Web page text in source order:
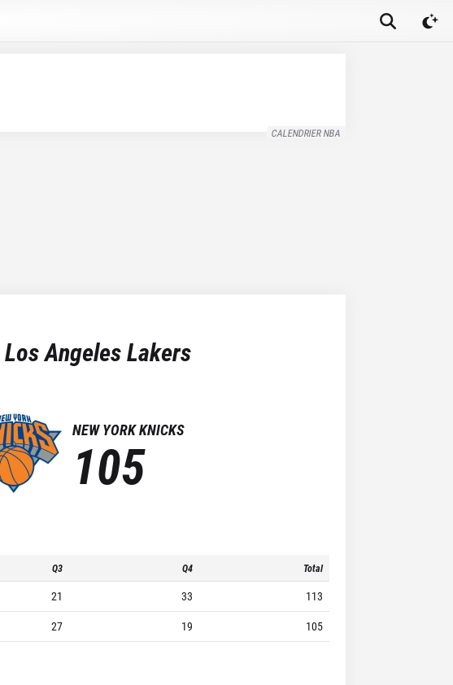
CALENDRIER NBA
Los Angeles Lakers
NEW YORK KNICKS
105
Q3 Q4 Total
21 33
113
27 19 105